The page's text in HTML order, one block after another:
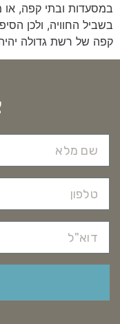
במסעדות ובתי קפה, או
בשביל החוויה, ולכן
קפה של רשת גדולה